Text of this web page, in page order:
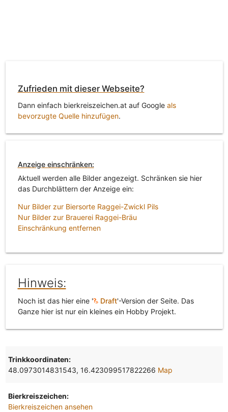
Zufrieden mit dieser Webseite?
Dann einfach bierkreiszeichen.at auf Google als
bevorzugte Quelle hinzufügen.
Anzeige einschränken:
Aktuell werden alle Bilder angezeigt. Schränken sie hier
das Durchblättern der Anzeige ein:
Nur Bilder zur Biersorte Raggei-Zwickl Pils
Nur Bilder zur Brauerei Raggei-Bräu
Einschränkung entfernen
Hinweis:
Noch ist das hier eine ' Draft'-Version der Seite. Das
Ganze hier ist nur ein kleines ein Hobby Projekt.
Trinkkoordinaten:
48.0973014831543, 16.423099517822266 Map
Bierkreiszeichen:
Bierkreiszeichen ansehen